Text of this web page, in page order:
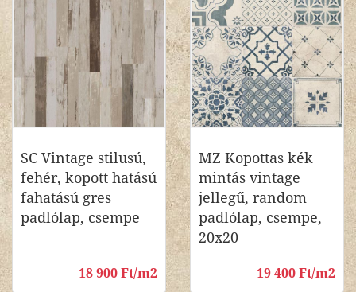
SC Vintage stilusú,
fehér, kopott hatású
fahatású gres
padlólap, csempe
18 900 Ft/m2
MZ Kopottas kék
mintás vintage
jellegű, random
padlólap, csempe,
20x20
19 400 Ft/m2